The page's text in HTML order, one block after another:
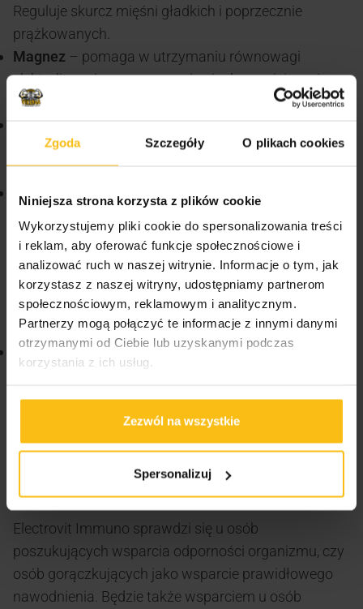
Zgoda Szczegóły O plikach cookies
Niniejsza strona korzysta z plików cookie
Wykorzystujemy pliki cookie do spersonalizowania treści
i reklam, aby oferować funkcje społecznościowe i
analizować ruch w naszej witrynie. Informacje o tym, jak
korzystasz z naszej witryny, udostępniamy partnerom
społecznościowym, reklamowym i analitycznym.
Partnerzy mogą połączyć te informacje z innymi danymi
otrzymanymi od Ciebie lub uzyskanymi podczas
korzystania z ich usług.
Zezwól na wszystkie
Spersonalizuj
Reguluje skurcz mięśni gładkich i poprzecznie
prążkowanych.
Magnez – pomaga w utrzymaniu równowagi
elektrolitowej oraz przyczynia się do zmniejszenia
uczucia zmęczenia i znużenia.
Jest także podstawowym źródłem energii dla pracy
mózgu i serca.
Witamina C –
jest znana z wielu korzystnych
we wzmacnianiu odporności jest nieoceniona.
Pomaga zwalczać wolne rodniki, wzmacniając układ
odpornościowy, dzięki czemu organizm jest lepiej
przygotowany do walki z infekcjami, takimi jak
gorączka.
Czarny bez– to skarb natury bogaty w cenne
składniki odżywcze. Jest szczególnie przydatny w
przypadku gorączki ze względu na swoje
właściwości napotne. Pomaga organizmowi się
oczyścić, pozbywając się toksyn i wspomagając
naturalne mechanizmy obronne.
Electrovit Immuno sprawdzi się u osób
poszukujących wsparcia odporności organizmu, czy
osób gorączkujących jako wsparcie prawidłowego
nawodnienia. Będzie także wsparciem u osób